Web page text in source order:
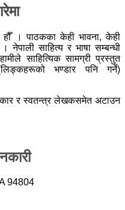
हौँ । पाठकका केही भावना, केही
नेपाली साहित्य र भाषा सम्बन्धी
साहित्यिक सामग्री प्रस्तुत
भण्डार पनि गर्ने)
र स्वतन्त्र लेखकसमेत अटाउन
94804